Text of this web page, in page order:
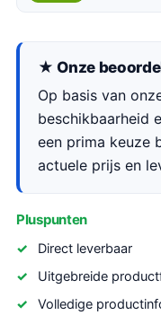
★ Onze
Op basis van
beschikbaarheid
een prima keuze
actuele prijs en
Pluspunten
Direct leverbaar
Uitgebreide
Volledige